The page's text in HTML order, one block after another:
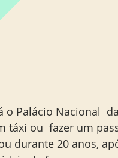
o Palácio Nacional
táxi ou  fazer um
durante 20 anos,